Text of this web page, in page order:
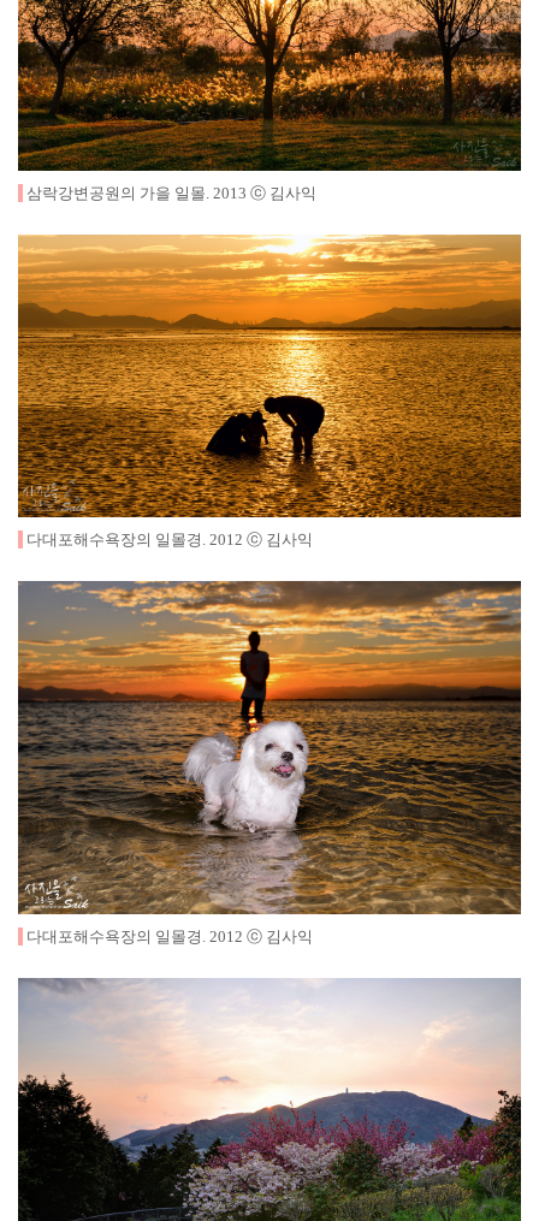
삼락강변공원의 가을 일몰. 2013 ⓒ 김사익
다대포해수욕장의 일몰경 . 2012 ⓒ 김사익
다대포해수욕장의 일몰경 . 2012 ⓒ 김사익